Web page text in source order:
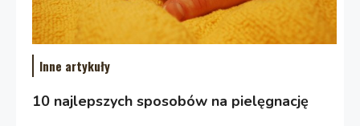
Inne artykuły
10 najlepszych sposobów na pielęgnację